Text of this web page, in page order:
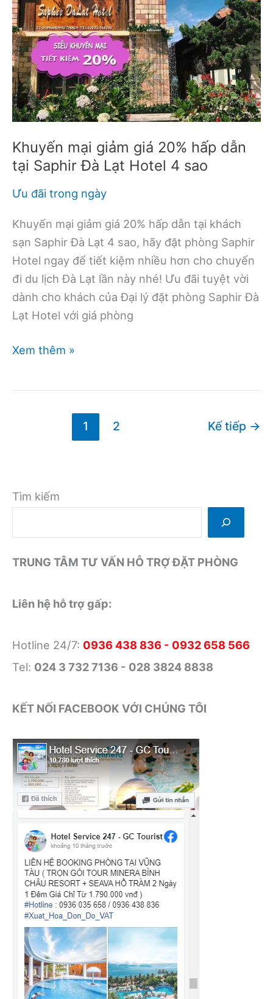
siêu
khuyến
mại
Swiss-
Belresort
Tuyền
Lâm
Lạt
Khuyến mại giảm giá 20% hấp dẫn
tại Saphir Đà Lạt Hotel 4 sao
Ưu đãi trong ngày
Khuyến mại giảm giá 20% hấp dẫn tại khách
sạn Saphir Đà Lạt 4 sao, hãy đặt phòng Saphir
Hotel ngay để tiết kiệm nhiều hơn cho chuyến
đi du lịch Đà Lạt lần này nhé! Ưu đãi tuyệt vời
dành cho khách của Đại lý đặt phòng Saphir Đà
Lạt Hotel với giá phòng
Khuyến
Saphir
4
Xem thêm »
1 2 Kế tiếp →
Tìm kiếm
TRUNG TÂM TƯ VẤN HỖ TRỢ ĐẶT PHÒNG
Liên hệ hỗ trợ gấp:
Hotline 24/7: 0936 438 836 - 0932 658 566
Tel: 024 3 732 7136 - 028 3824 8838
KẾT NỐI FACEBOOK VỚI CHÚNG TÔI